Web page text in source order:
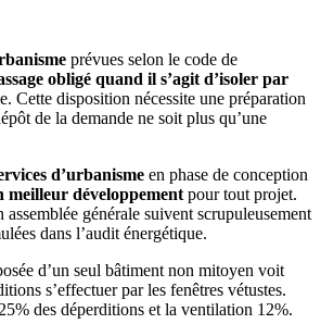
prévues selon le code de
obligé quand il s’agit d’isoler par
Cette disposition nécessite une préparation
de la demande ne soit plus qu’une
d’urbanisme en phase de conception
meilleur développement pour tout projet.
générale suivent scrupuleusement
dans l’audit énergétique.
d’un seul bâtiment non mitoyen voit
s’effectuer par les fenêtres vétustes.
des déperditions et la ventilation 12%.